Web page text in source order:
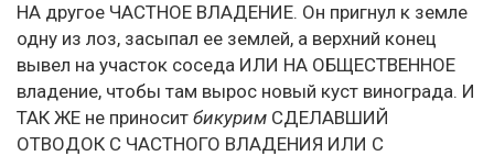
НА другое ЧАСТНОЕ ВЛАДЕНИЕ. Он пригнул к земле
одну из лоз, засыпал ее землей, а верхний конец
вывел на участок соседа ИЛИ НА ОБЩЕСТВЕННОЕ
владение, чтобы там вырос новый куст винограда. И
ТАК ЖЕ не приносит бикурим СДЕЛАВШИЙ
ОТВОДОК С ЧАСТНОГО ВЛАДЕНИЯ ИЛИ С